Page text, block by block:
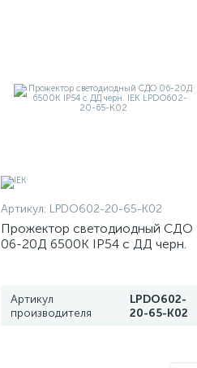
Артикул: LPDO602-20-65-K02
Прожектор светодиодный СДО
06-20Д 6500К IP54 с ДД черн.
Артикул
производителя
LPDO602-
20-65-K02